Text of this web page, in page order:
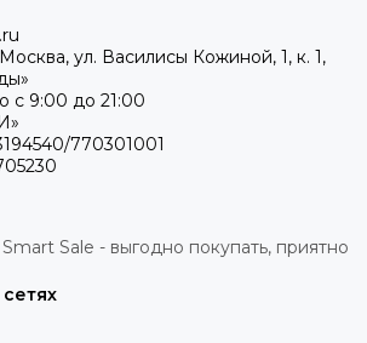
ул. Василисы Кожиной, 1, к. 1,
с 9:00 до 21:00
770301001
Sale - выгодно покупать, приятно